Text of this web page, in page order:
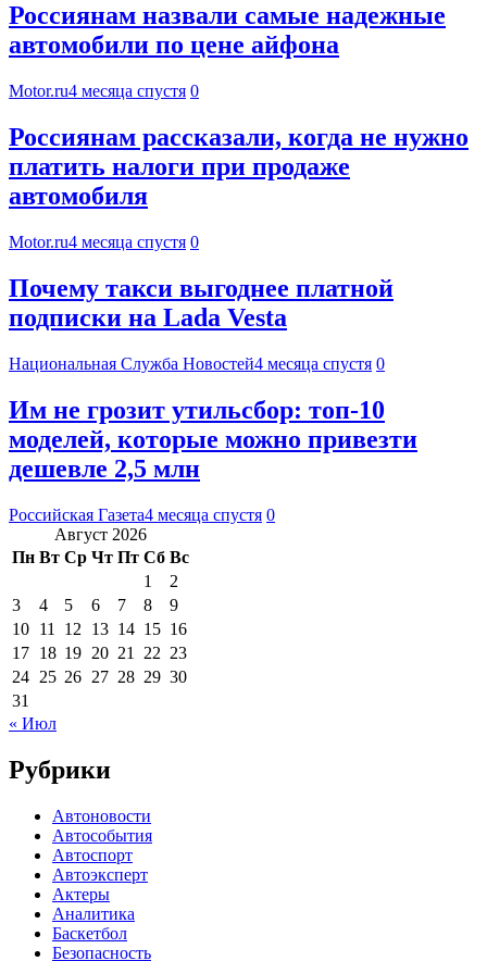
Россиянам назвали самые надежные
автомобили по цене айфона
Motor.ru4 месяца спустя 0
Россиянам рассказали, когда не нужно
платить налоги при продаже
автомобиля
Motor.ru4 месяца спустя 0
Почему такси выгоднее платной
подписки на Lada Vesta
Национальная Служба Новостей4 месяца спустя 0
Им не грозит утильсбор: топ-10
моделей, которые можно привезти
дешевле 2,5 млн
Российская Газета4 месяца спустя 0
Август 2026
Пн Вт Ср Чт Пт Сб Вс
1
2
3
4 5 6 7 8
9
10 11 12 13 14 15 16
17 18 19 20 21 22 23
24 25 26 27 28 29 30
31
« Июл
Рубрики
Автоновости
Автособытия
Автоспорт
Автоэксперт
Актеры
Аналитика
Баскетбол
Безопасность